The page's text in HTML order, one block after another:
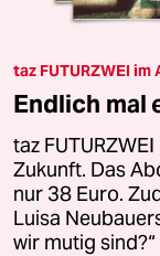
taz FUTURZWEI
Endlich mal
taz
Zukunft. Das
nur 38 Euro.
Luisa
wir mutig